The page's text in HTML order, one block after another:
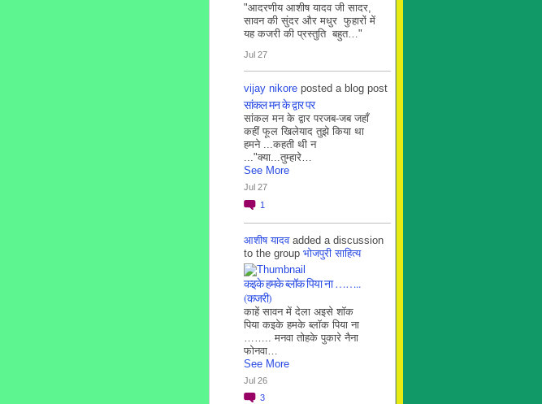
"आदरणीय आशीष यादव जी सादर,
सावन की सुंदर और मधुर फुहारों में
यह कजरी की प्रस्तुति बहुत…"
Jul 27
vijay nikore posted a blog post
सांकल मन के द्वार पर
सांकल मन के द्वार परजब-जब जहाँ
कहीं फूल खिलेयाद तुझे किया था
हमने ...कहती थी न
..."क्या...तुम्हारे…
See More
Jul 27
1
आशीष यादवadded a discussion
to the group भोजपुरी साहित्य
कइके हमके ब्लाॅक पिया ना ……..
(कजरी)
काहें सावन में देला अइसे शॉक
पिया कइके हमके ब्लाॅक पिया ना
…….. मनवा तोहके पुकारे नैना
फोनवा…
See More
Jul 26
3